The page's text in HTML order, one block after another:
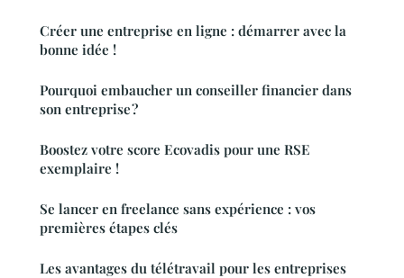
Créer une entreprise en ligne : démarrer avec la
bonne idée !
Pourquoi embaucher un conseiller financier dans
son entreprise ?
Boostez votre score Ecovadis pour une RSE
exemplaire !
Se lancer en freelance sans expérience : vos
premières étapes clés
Les avantages du télétravail pour les entreprises